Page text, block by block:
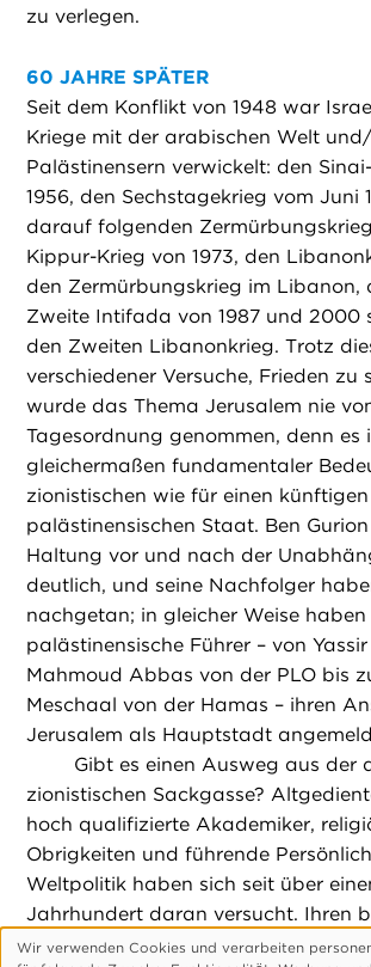
zu verlegen.
60 JAHRE SPÄTER
Seit dem Konflikt von 1948 war
Kriege mit der arabischen Welt
Palästinensern verwickelt: den
1956, den Sechstagekrieg vom Juni
darauf folgenden
Kippur-Krieg von 1973, den
den Zermürbungskrieg im Libanon,
Zweite Intifada von 1987 und 2000
den Zweiten Libanonkrieg. Trotz
verschiedener Versuche, Frieden zu
wurde das Thema Jerusalem nie
Tagesordnung genommen, denn es
gleichermaßen fundamentaler
zionistischen wie für einen künftigen
palästinensischen Staat. Ben
Haltung vor und nach der
deutlich, und seine Nachfolger
nachgetan; in gleicher Weise haben
palästinensische Führer – von
Mahmoud Abbas von der PLO bis
Meschaal von der Hamas – ihren
Jerusalem als Hauptstadt
Gibt es einen Ausweg aus der
zionistischen Sackgasse?
hoch qualifizierte Akademiker,
Obrigkeiten und führende
Weltpolitik haben sich seit über
Jahrhundert daran versucht. Ihren
Erfolgen (kalter Friede mit
Verwendung
Wir verwenden Cookies und verarbeiten